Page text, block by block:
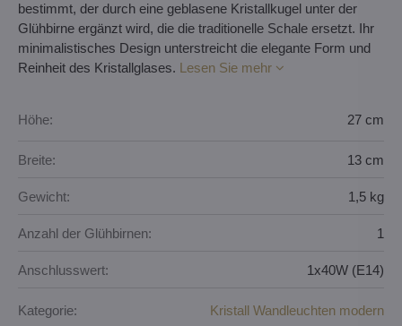
bestimmt, der durch eine geblasene Kristallkugel unter der
Glühbirne ergänzt wird, die die traditionelle Schale ersetzt. Ihr
minimalistisches Design unterstreicht die elegante Form und
Reinheit des Kristallglases. Lesen Sie mehr
Höhe: 27 cm
Breite: 13 cm
Gewicht: 1,5 kg
Anzahl der Glühbirnen: 1
Anschlusswert: 1x40W (E14)
Kategorie: Kristall Wandleuchten modern